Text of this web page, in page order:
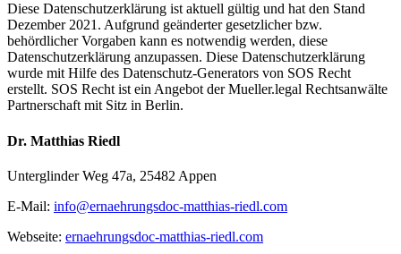
Diese Datenschutzerklärung ist aktuell gültig und hat den Stand
Dezember 2021. Aufgrund geänderter gesetzlicher bzw.
behördlicher Vorgaben kann es notwendig werden, diese
Datenschutzerklärung anzupassen. Diese Datenschutzerklärung
wurde mit Hilfe des Datenschutz-Generators von SOS Recht
erstellt. SOS Recht ist ein Angebot der Mueller.legal Rechtsanwälte
Partnerschaft mit Sitz in Berlin.
Dr. Matthias Riedl
Unterglinder Weg 47a, 25482 Appen
E-Mail: info@ernaehrungsdoc-matthias-riedl.com
Webseite: ernaehrungsdoc-matthias-riedl.com